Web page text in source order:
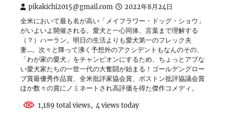
pikakichi2015@gmail.com 2022年8月24日
全米において最も名が高い「メイフラワー・ドッグ・ショウ」
がいよいよ開催される。愛犬と一心同体、言葉まで理解する
（？）ハーラン。明日の生活よりも愛犬第一のフレック夫
妻…。次々と降って沸く予想外のアクシデントもなんのその、
「わが家の愛犬」をチャンピオンにするため、ちょっとアブな
い愛犬家たちの一世一代の大奮闘が始まる！ゴールデングロー
ブ賞最優秀作品賞、全米批評家協会賞、ボストン批評協議会賞
ほか数々の賞にノミネートされ高評価を得た傑作コメディ。
1,189 total views, 4 views today